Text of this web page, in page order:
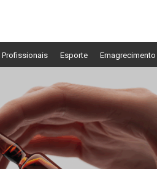
Profissionais Esporte Emagrecimento